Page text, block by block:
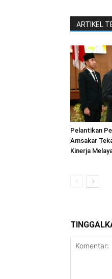
ARTIKEL
Pelantikan
Amsakar
Kinerja